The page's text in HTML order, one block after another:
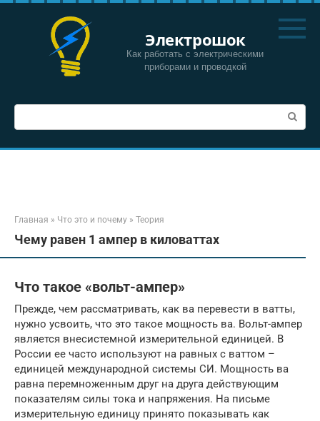
Перейти
Электрошок
Как работать с электрическими
приборами и проводкой
Поиск:
Главная » Что это и почему » Теория
Чему равен 1 ампер в киловаттах
Что такое «вольт-ампер»
Прежде, чем рассматривать, как ва перевести в ватты,
нужно усвоить, что это такое мощность ва. Вольт-ампер
является внесистемной измерительной единицей. В
России ее часто используют на равных с ваттом –
единицей международной системы СИ. Мощность ва
равна перемноженным друг на друга действующим
показателям силы тока и напряжения. На письме
измерительную единицу принято показывать как